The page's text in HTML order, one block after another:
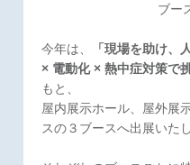
ブー
今年は、
「現場を助け
× 電動化 × 熱中症対策で
もと、
屋内展示ホール、屋外展
スの３ブースへ出展いた